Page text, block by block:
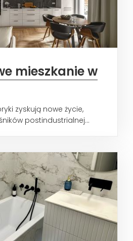
mieszkanie w
zyskują nowe życie,
postindustrialnej...